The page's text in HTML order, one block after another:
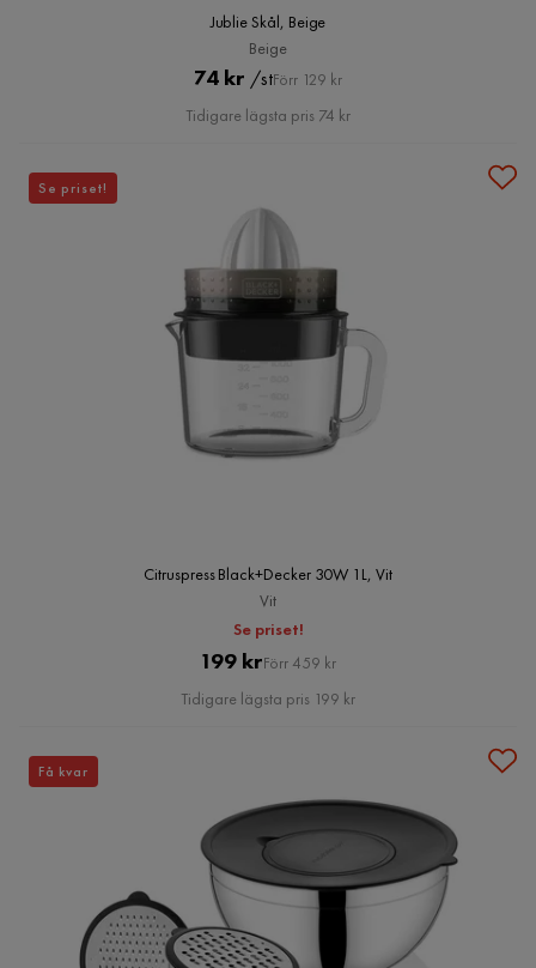
Jublie Skål, Beige
Beige
Pris
74 kr /stOriginal
Pris
Förr 129 kr
Tidigare lägsta pris 74 kr
Citruspress Black+Decker 30W 1L, Vit
Vit
Se priset!
Pris
199 krOriginal
Pris
Förr 459 kr
Tidigare lägsta pris 199 kr
Se priset!
Få kvar